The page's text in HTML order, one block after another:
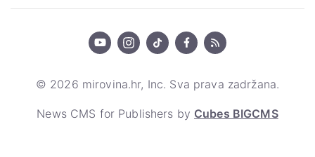
© 2026 mirovina.hr, Inc. Sva prava zadržana.
News CMS for Publishers by Cubes BIGCMS